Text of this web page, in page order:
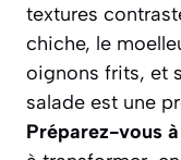
textures
chiche, le
oignons frits, et
salade est une
Préparez-vous